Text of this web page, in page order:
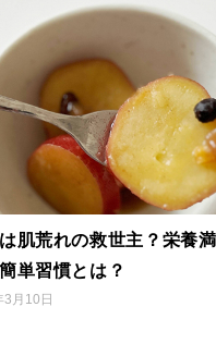
肌荒れの救世主？栄養
単習慣とは？
月10日